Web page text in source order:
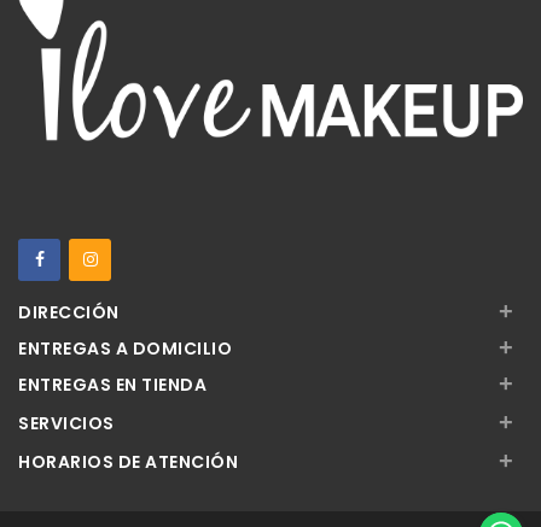
DIRECCIÓN +
ENTREGAS A DOMICILIO +
ENTREGAS EN TIENDA +
SERVICIOS +
HORARIOS DE ATENCIÓN +